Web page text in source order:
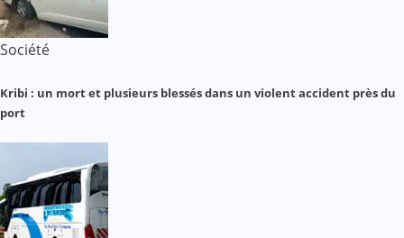
Société
Kribi : un mort et plusieurs blessés dans un violent accident près du
port